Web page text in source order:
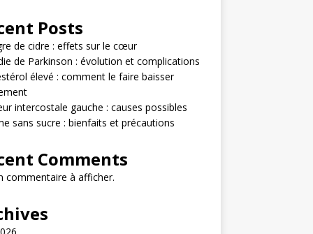
Posts
de cidre : effets sur le cœur
de Parkinson : évolution et complications
élevé : comment le faire baisser
intercostale gauche : causes possibles
sans sucre : bienfaits et précautions
Comments
commentaire à afficher.